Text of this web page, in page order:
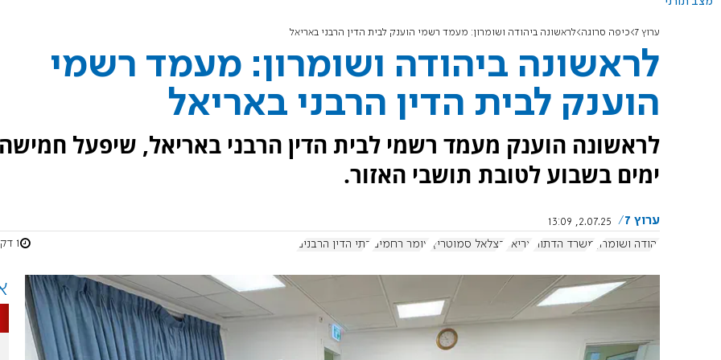
ערוץ 7 כיפה סרוגה לראשונה ביהודה ושומרון: מעמד רשמי הוענק לבית הדין הרבני באריאל
לראשונה ביהודה ושומרון: מעמד רשמי
הוענק לבית הדין הרבני באריאל
לראשונה הוענק מעמד רשמי לבית הדין הרבני באריאל, שיפעל
ימים בשבוע לטובת תושבי האזור.
ערוץ 7
2.07.25, 13:09
יהודה ושומרון
משרד הדתות אריאל בצלאל סמוטריץ' עומר רחמים בתי הדין הרבנים 1 דקות